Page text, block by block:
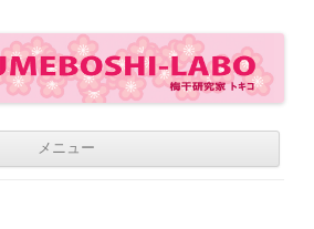
メニュー